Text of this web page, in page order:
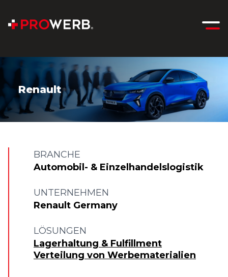
Renault
BRANCHE
Automobil- & Einzelhandelslogistik
UNTERNEHMEN
Renault Germany
LÖSUNGEN
Lagerhaltung & Fulfillment
Verteilung von Werbematerialien